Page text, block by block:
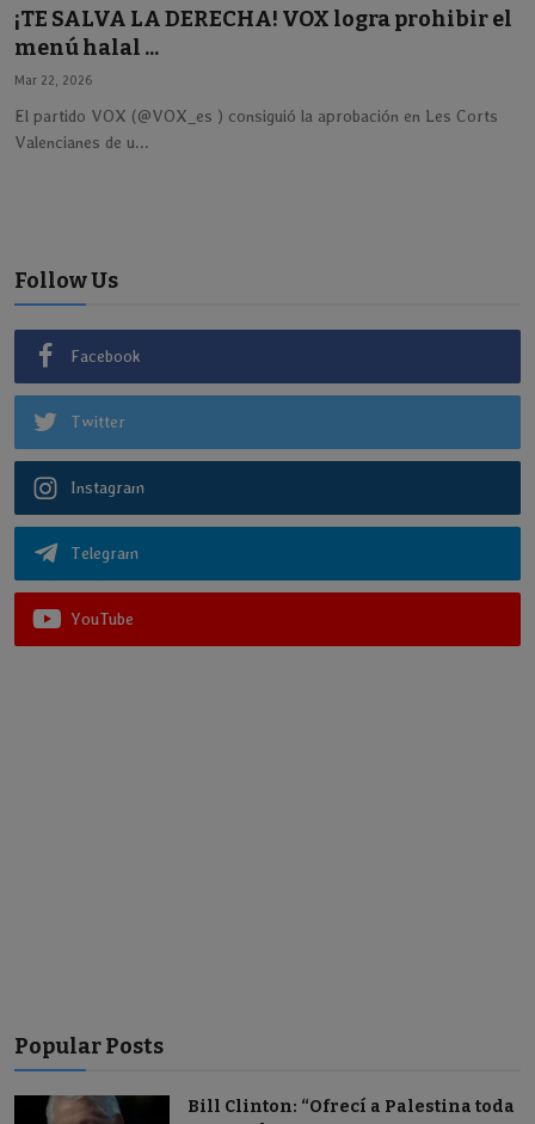
¡TE SALVA LA DERECHA! VOX logra prohibir el
menú halal ...
Mar 22, 2026
El partido VOX (@VOX_es ) consiguió la aprobación en Les Corts
Valencianes de u...
Follow Us
Facebook
Twitter
Instagram
Telegram
YouTube
Popular Posts
Bill Clinton: “Ofrecí a Palestina toda